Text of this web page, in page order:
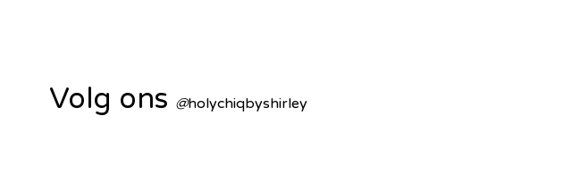
Volg ons @holychiqbyshirley